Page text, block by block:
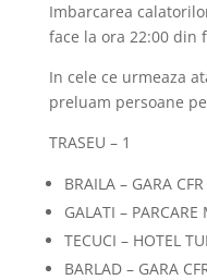
Imbarcarea
face la ora 22:00 din
In cele ce urmeaza
preluam persoane
TRASEU – 1
BRAILA – GARA
GALATI –
TECUCI – HOTEL
BARLAD – GARA